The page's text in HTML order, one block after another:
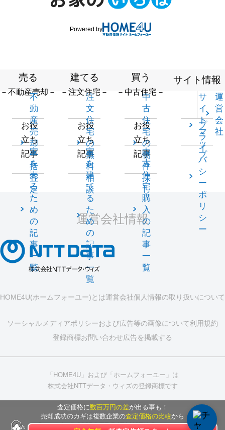
査定価格に数百万円の差が出る事も！
売却成功のカギは複数企業の査定価格の比較から
Powered by
売る
－不動産売却－
不
動
産
売
却
一
括
査
定
お役
立ち
記事
家
を
売
る
た
め
の
記
事
一
覧
建てる
－注文住宅－
注
文
住
宅
の
無
料
相
談
お役
立ち
記事
家
を
建
て
る
た
め
の
記
事
一
覧
買う
－中古住宅－
中
古
住
宅
の
物
件
探
し
お役
立ち
記事
中
古
住
宅
購
入
の
記
事
一
覧
サイト情報
サ
イ
ト
マ
ッ
プ
運
営
会
社
プ
ラ
イ
バ
シ
ー
ポ
リ
シ
ー
運営会社情報
HOME4U(ホームフォーユー)とは運営会社個人情報の取り扱いについて
ソーシャルメディアポリシーおよび広告等の画像について利用規約
登録商標お問い合わせ広告を掲載する
「HOME4U」および「ホームフォーユー」は
株式会社NTTデータ・ウィズの登録商標です
Copyright © 2025 NTT DATA WITH Corporation